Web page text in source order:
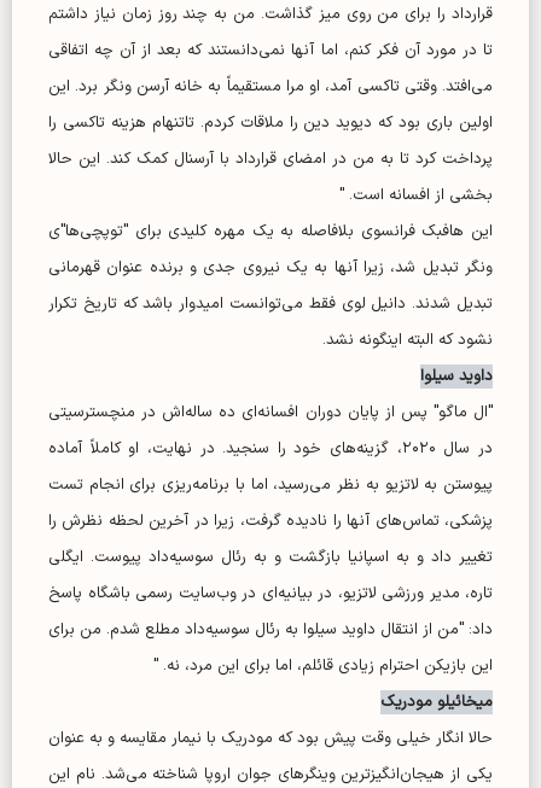
قرارداد را برای من روی میز گذاشت. من به چند روز زمان نیاز داشتم
تا در مورد آن فکر کنم، اما آنها نمی‌دانستند که بعد از آن چه اتفاقی
می‌افتد. وقتی تاکسی آمد، او مرا مستقیماً به خانه آرسن ونگر برد. این
اولین باری بود که دیوید دین را ملاقات کردم. تاتنهام هزینه تاکسی را
پرداخت کرد تا به من در امضای قرارداد با آرسنال کمک کند. این حالا
بخشی از افسانه است. "
این هافبک فرانسوی بلافاصله به یک مهره کلیدی برای "توپچی‌ها"ی
ونگر تبدیل شد، زیرا آنها به یک نیروی جدی و برنده عنوان قهرمانی
تبدیل شدند. دانیل لوی فقط می‌توانست امیدوار باشد که تاریخ تکرار
نشود که البته اینگونه نشد.
داوید سیلوا
"ال ماگو" پس از پایان دوران افسانه‌ای ده ساله‌اش در منچسترسیتی
در سال ۲۰۲۰، گزینه‌های خود را سنجید. در نهایت، او کاملاً آماده
پیوستن به لاتزیو به نظر می‌رسید، اما با برنامه‌ریزی برای انجام تست
پزشکی، تماس‌های آنها را نادیده گرفت، زیرا در آخرین لحظه نظرش را
تغییر داد و به اسپانیا بازگشت و به رئال سوسیه‌داد پیوست. ایگلی
تاره، مدیر ورزشی لاتزیو، در بیانیه‌ای در وب‌سایت رسمی باشگاه پاسخ
داد: "من از انتقال داوید سیلوا به رئال سوسیه‌داد مطلع شدم. من برای
این بازیکن احترام زیادی قائلم، اما برای این مرد، نه. "
میخائیلو مودریک
حالا انگار خیلی وقت پیش بود که مودریک با نیمار مقایسه و به عنوان
یکی از هیجان‌انگیزترین وینگر‌های جوان اروپا شناخته می‌شد. نام این